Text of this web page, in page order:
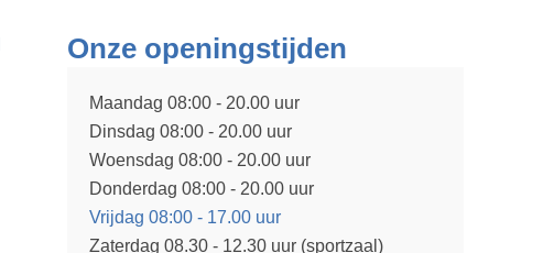
Onze openingstijden
Maandag 08:00 - 20.00 uur
Dinsdag 08:00 - 20.00 uur
Woensdag 08:00 - 20.00 uur
Donderdag 08:00 - 20.00 uur
Vrijdag 08:00 - 17.00 uur
Zaterdag 08.30 - 12.30 uur (sportzaal)